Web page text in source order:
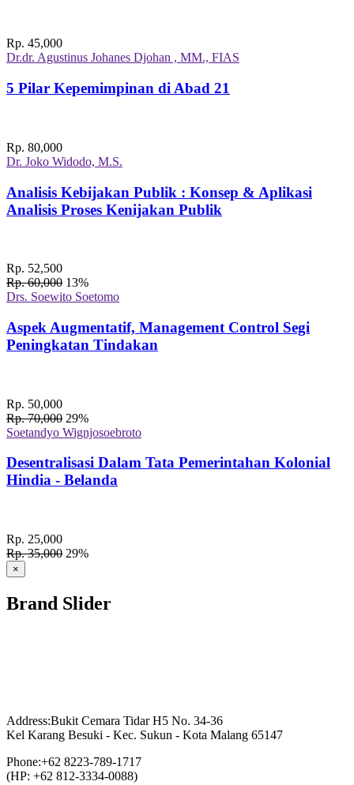
Rp. 45,000
Dr.dr. Agustinus Johanes Djohan , MM., FIAS
5 Pilar Kepemimpinan di Abad 21
Rp. 80,000
Dr. Joko Widodo, M.S.
Analisis Kebijakan Publik : Konsep & Aplikasi
Analisis Proses Kenijakan Publik
Rp. 52,500
Rp. 60,000 13%
Drs. Soewito Soetomo
Aspek Augmentatif, Management Control Segi
Peningkatan Tindakan
Rp. 50,000
Rp. 70,000 29%
Soetandyo Wignjosoebroto
Desentralisasi Dalam Tata Pemerintahan Kolonial
Hindia - Belanda
Rp. 25,000
Rp. 35,000 29%
×
Brand Slider
Address:Bukit Cemara Tidar H5 No. 34-36
Kel Karang Besuki - Kec. Sukun - Kota Malang 65147
Phone:+62 8223-789-1717
(HP: +62 812-3334-0088)